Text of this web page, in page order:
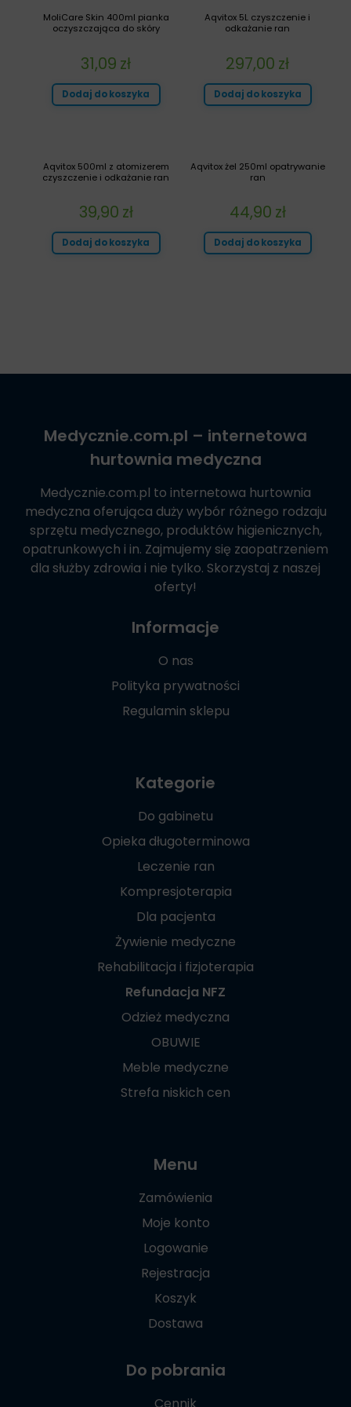
Aqvitox 5L czyszczenie i
odkażanie ran
297,00 zł
Dodaj do koszyka
MoliCare Skin 400ml pianka
oczyszczająca do skóry
31,09 zł
Dodaj do koszyka
Aqvitox żel 250ml opatrywanie
ran
44,90 zł
Dodaj do koszyka
Aqvitox 500ml z atomizerem
czyszczenie i odkażanie ran
39,90 zł
Dodaj do koszyka
Medycznie.com.pl – internetowa
hurtownia medyczna
Medycznie.com.pl to internetowa hurtownia
medyczna oferująca duży wybór różnego rodzaju
sprzętu medycznego, produktów higienicznych,
opatrunkowych i in. Zajmujemy się zaopatrzeniem
dla służby zdrowia i nie tylko. Skorzystaj z naszej
oferty!
Informacje
O nas
Polityka prywatności
Regulamin sklepu
Kategorie
Do gabinetu
Opieka długoterminowa
Leczenie ran
Kompresjoterapia
Dla pacjenta
Żywienie medyczne
Rehabilitacja i fizjoterapia
Refundacja NFZ
Odzież medyczna
OBUWIE
Meble medyczne
Strefa niskich cen
Menu
Zamówienia
Moje konto
Logowanie
Rejestracja
Koszyk
Dostawa
Do pobrania